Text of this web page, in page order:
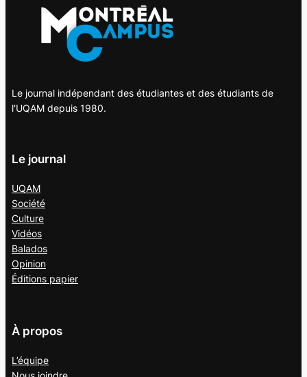
Le journal indépendant des étudiantes et des étudiants de
l'UQAM depuis 1980.
Le journal
UQAM
Société
Culture
Vidéos
Balados
Opinion
Éditions papier
À propos
L’équipe